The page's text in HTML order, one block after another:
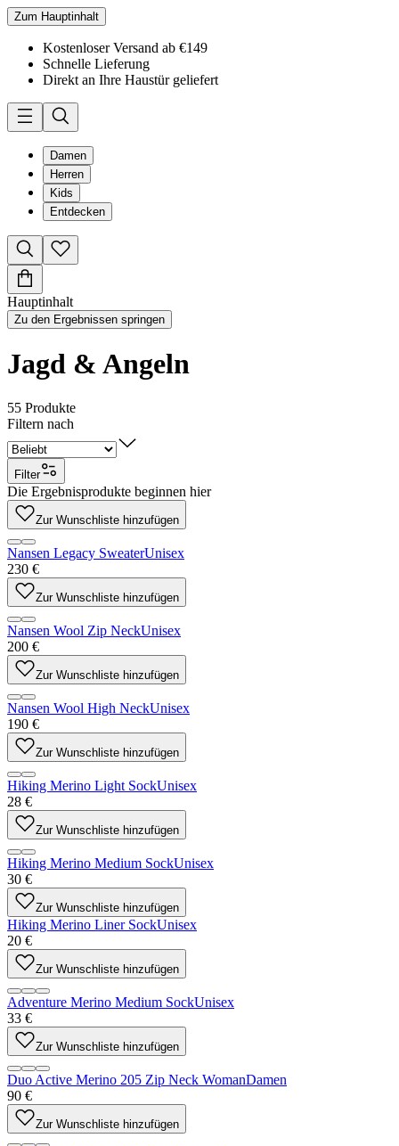
Zum Hauptinhalt
Kostenloser Versand ab €149
Schnelle Lieferung
Direkt an Ihre Haustür geliefert
Damen
Herren
Kids
Entdecken
Hauptinhalt
Zu den Ergebnissen springen
Jagd & Angeln
55 Produkte
Filtern nach
Filter
Die Ergebnisprodukte beginnen hier
Zur Wunschliste hinzufügen
Nansen Legacy SweaterUnisex
230 €
Zur Wunschliste hinzufügen
Nansen Wool Zip NeckUnisex
200 €
Zur Wunschliste hinzufügen
Nansen Wool High NeckUnisex
190 €
Zur Wunschliste hinzufügen
Hiking Merino Light SockUnisex
28 €
Zur Wunschliste hinzufügen
Hiking Merino Medium SockUnisex
30 €
Zur Wunschliste hinzufügen
Hiking Merino Liner SockUnisex
20 €
Zur Wunschliste hinzufügen
Adventure Merino Medium SockUnisex
33 €
Zur Wunschliste hinzufügen
Duo Active Merino 205 Zip Neck WomanDamen
90 €
Zur Wunschliste hinzufügen